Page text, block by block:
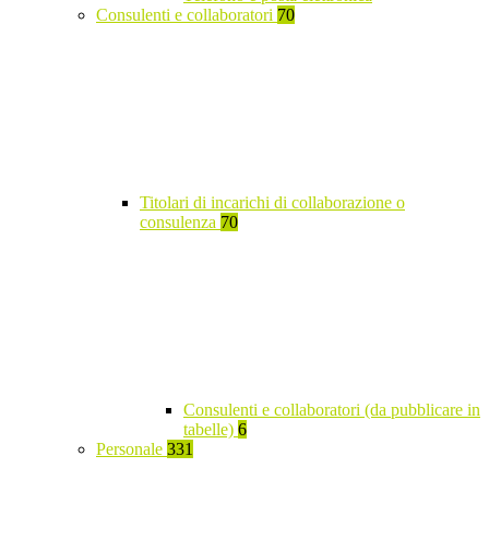
Consulenti e collaboratori 70
Titolari di incarichi di collaborazione o
consulenza 70
Consulenti e collaboratori (da pubblicare in
tabelle) 6
Personale 331